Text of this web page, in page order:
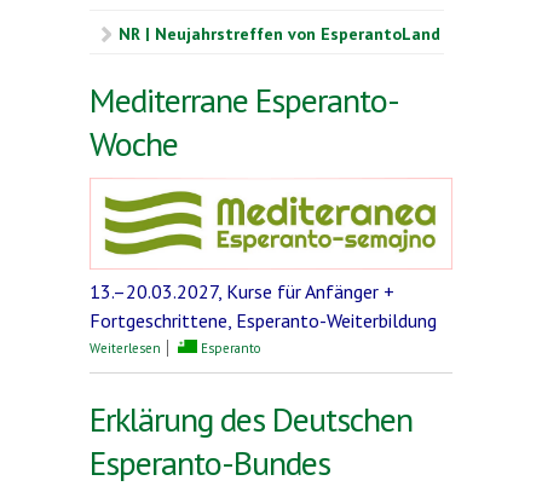
NR | Neujahrstreffen von EsperantoLand
Mediterrane Esperanto-
Woche
13.–20.03.2027, Kurse für Anfänger +
Fortgeschrittene, Esperanto-Weiterbildung
Weiterlesen über Mediterrane Esperanto-Woche
Esperanto
Erklärung des Deutschen
Esperanto-Bundes